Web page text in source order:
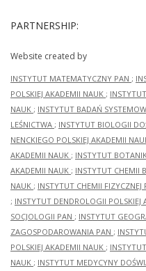
PARTNERSHIP:
Website created by
INSTYTUT MATEMATYCZNY PAN ;
POLSKIEJ AKADEMII NAUK ;
NAUK ; INSTYTUT BADAŃ
LEŚNICTWA ; INSTYTUT BIOLOGII
NENCKIEGO POLSKIEJ AKADEMII
AKADEMII NAUK ; INSTYTUT
AKADEMII NAUK ; INSTYTUT CHEMII
NAUK ; INSTYTUT CHEMII FIZYCZNEJ
; INSTYTUT DENDROLOGII POLSKIEJ
SOCJOLOGII PAN ; INSTYTUT
ZAGOSPODAROWANIA PAN ;
POLSKIEJ AKADEMII NAUK ;
NAUK ; INSTYTUT MEDYCYNY